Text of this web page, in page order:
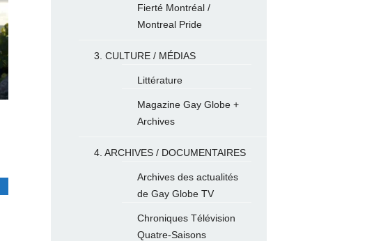
Fierté Montréal /
Montreal Pride
3. CULTURE / MÉDIAS
Littérature
Magazine Gay Globe +
Archives
4. ARCHIVES / DOCUMENTAIRES
Archives des actualités
de Gay Globe TV
Chroniques Télévision
Quatre-Saisons